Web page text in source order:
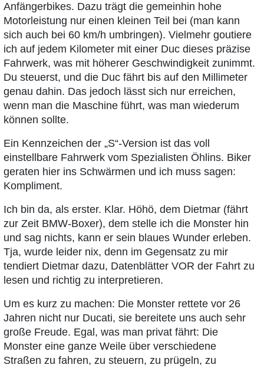
Anfängerbikes. Dazu trägt die gemeinhin hohe
Motorleistung nur einen kleinen Teil bei (man kann
sich auch bei 60 km/h umbringen). Vielmehr goutiere
ich auf jedem Kilometer mit einer Duc dieses präzise
Fahrwerk, was mit höherer Geschwindigkeit zunimmt.
Du steuerst, und die Duc fährt bis auf den Millimeter
genau dahin. Das jedoch lässt sich nur erreichen,
wenn man die Maschine führt, was man wiederum
können sollte.
Ein Kennzeichen der „S“-Version ist das voll
einstellbare Fahrwerk vom Spezialisten Öhlins. Biker
geraten hier ins Schwärmen und ich muss sagen:
Kompliment.
Ich bin da, als erster. Klar. Höhö, dem Dietmar (fährt
zur Zeit BMW-Boxer), dem stelle ich die Monster hin
und sag nichts, kann er sein blaues Wunder erleben.
Tja, wurde leider nix, denn im Gegensatz zu mir
tendiert Dietmar dazu, Datenblätter VOR der Fahrt zu
lesen und richtig zu interpretieren.
Um es kurz zu machen: Die Monster rettete vor 26
Jahren nicht nur Ducati, sie bereitete uns auch sehr
große Freude. Egal, was man privat fährt: Die
Monster eine ganze Weile über verschiedene
Straßen zu fahren, zu steuern, zu prügeln, zu